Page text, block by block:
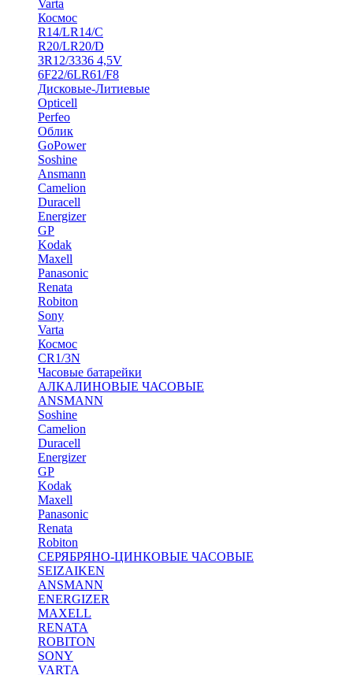
Varta
Космос
R14/LR14/C
R20/LR20/D
3R12/3336 4,5V
6F22/6LR61/F8
Дисковые-Литиевые
Opticell
Perfeo
Облик
GoPower
Soshine
Ansmann
Camelion
Duracell
Energizer
GP
Kodak
Maxell
Panasonic
Renata
Robiton
Sony
Varta
Космос
CR1/3N
Часовые батарейки
АЛКАЛИНОВЫЕ ЧАСОВЫЕ
ANSMANN
Soshine
Camelion
Duracell
Energizer
GP
Kodak
Maxell
Panasonic
Renata
Robiton
СЕРЯБРЯНО-ЦИНКОВЫЕ ЧАСОВЫЕ
SEIZAIKEN
ANSMANN
ENERGIZER
MAXELL
RENATA
ROBITON
SONY
VARTA